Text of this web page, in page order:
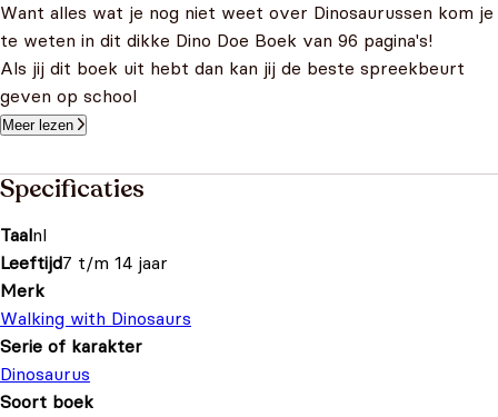
Want alles wat je nog niet weet over Dinosaurussen kom je
te weten in dit dikke Dino Doe Boek van 96 pagina's!
Als jij dit boek uit hebt dan kan jij de beste spreekbeurt
geven op school
Meer lezen
Specificaties
Taalnl
Leeftijd7 t/m 14 jaar
Merk
Walking with Dinosaurs
Serie of karakter
Dinosaurus
Soort boek